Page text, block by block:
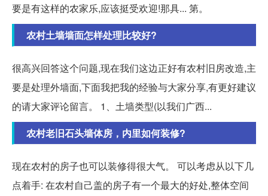
要是有这样的农家乐,应该挺受欢迎!那具... 第。
农村土墙墙面怎样处理比较好?
很高兴回答这个问题,现在我们这边正好有农村旧房改造,主
要是处理外墙面,下面我把我的经验与大家分享,有更好建议
的请大家评论留言。 1、土墙类型(以我们广西...
农村老旧石头墙体房，内里如何装修?
现在农村的房子也可以装修得很大气。 可以考虑从以下几
点着手: 在农村自己盖的房子有一个最大的好处,整体空间